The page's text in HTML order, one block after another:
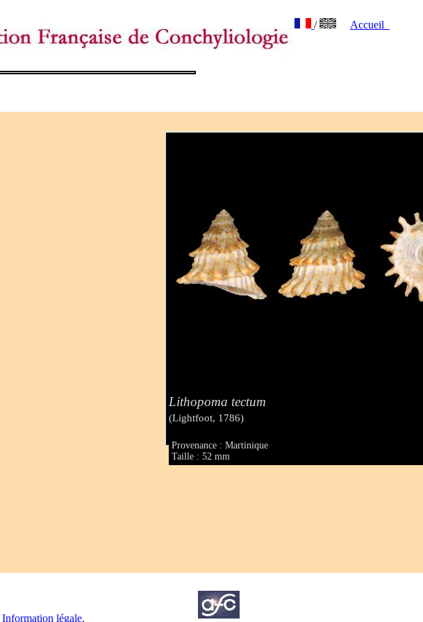
/ Accueil
Lithopoma tectum
(Lightfoot, 1786)
Provenance : Martinique
Taille : 52 mm
Information légale.